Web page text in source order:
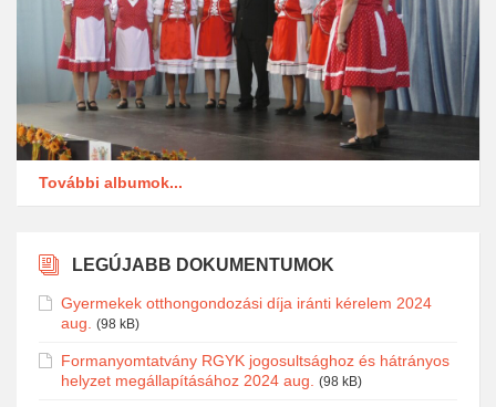
További albumok...
LEGÚJABB DOKUMENTUMOK
Gyermekek otthongondozási díja iránti kérelem 2024
aug.
(98 kB)
Formanyomtatvány RGYK jogosultsághoz és hátrányos
helyzet megállapításához 2024 aug.
(98 kB)